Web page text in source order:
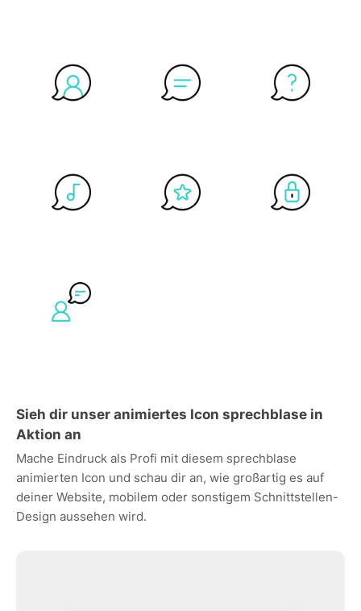
Sieh dir unser animiertes Icon sprechblase in
Aktion an
Mache Eindruck als Profi mit diesem sprechblase
animierten Icon und schau dir an, wie großartig es auf
deiner Website, mobilem oder sonstigem Schnittstellen-
Design aussehen wird.